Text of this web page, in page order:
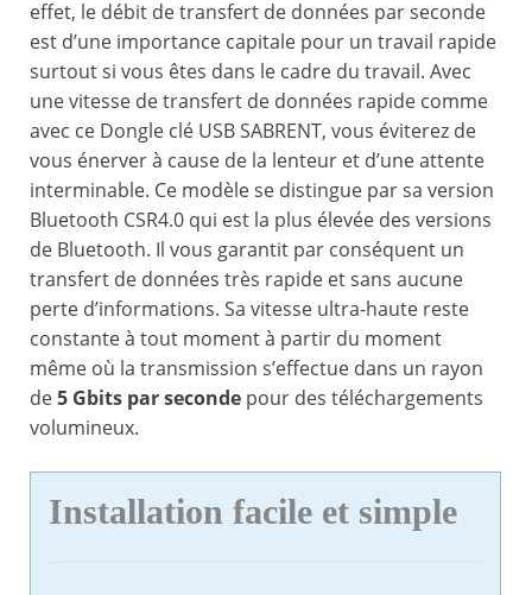
effet, le débit de transfert de données par seconde
est d’une importance capitale pour un travail rapide
surtout si vous êtes dans le cadre du travail. Avec
une vitesse de transfert de données rapide comme
avec ce Dongle clé USB SABRENT, vous éviterez de
vous énerver à cause de la lenteur et d’une attente
interminable. Ce modèle se distingue par sa version
Bluetooth CSR4.0 qui est la plus élevée des versions
de Bluetooth. Il vous garantit par conséquent un
transfert de données très rapide et sans aucune
perte d’informations. Sa vitesse ultra-haute reste
constante à tout moment à partir du moment
même où la transmission s’effectue dans un rayon
de5 Gbits par seconde pour des téléchargements
volumineux.
Installation facile et simple